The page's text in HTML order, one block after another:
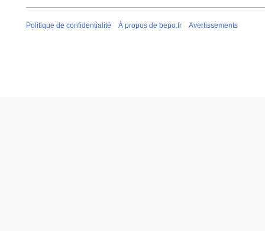
Politique de confidentialité À propos de bepo.fr Avertissements